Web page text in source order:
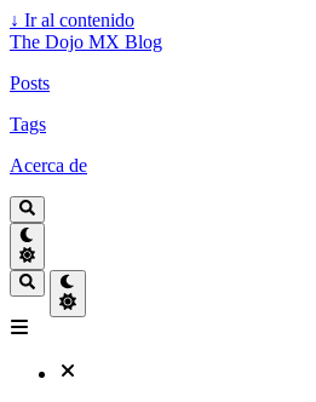
↓ Ir al contenido
The Dojo MX Blog
Posts
Tags
Acerca de